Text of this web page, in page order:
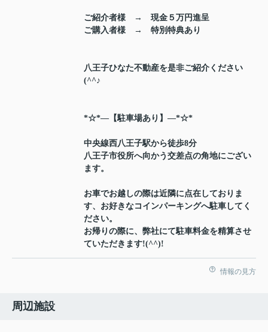
ご紹介者様 → 現金５万円進呈
ご購入者様 → 特別特典あり
八王子ひなた不動産を是非ご紹介ください
(^^♪
*☆*―【駐車場あり】―*☆*
中央線西八王子駅から徒歩8分
八王子市役所へ向かう交差点の角地にござい
ます。
お車でお越しの際は近隣に点在しておりま
す、お好きなコインパーキングへ駐車してく
ださい。
お帰りの際に、弊社にて駐車料金を精算させ
ていただきます!(^^)!
情報の見方
周辺施設